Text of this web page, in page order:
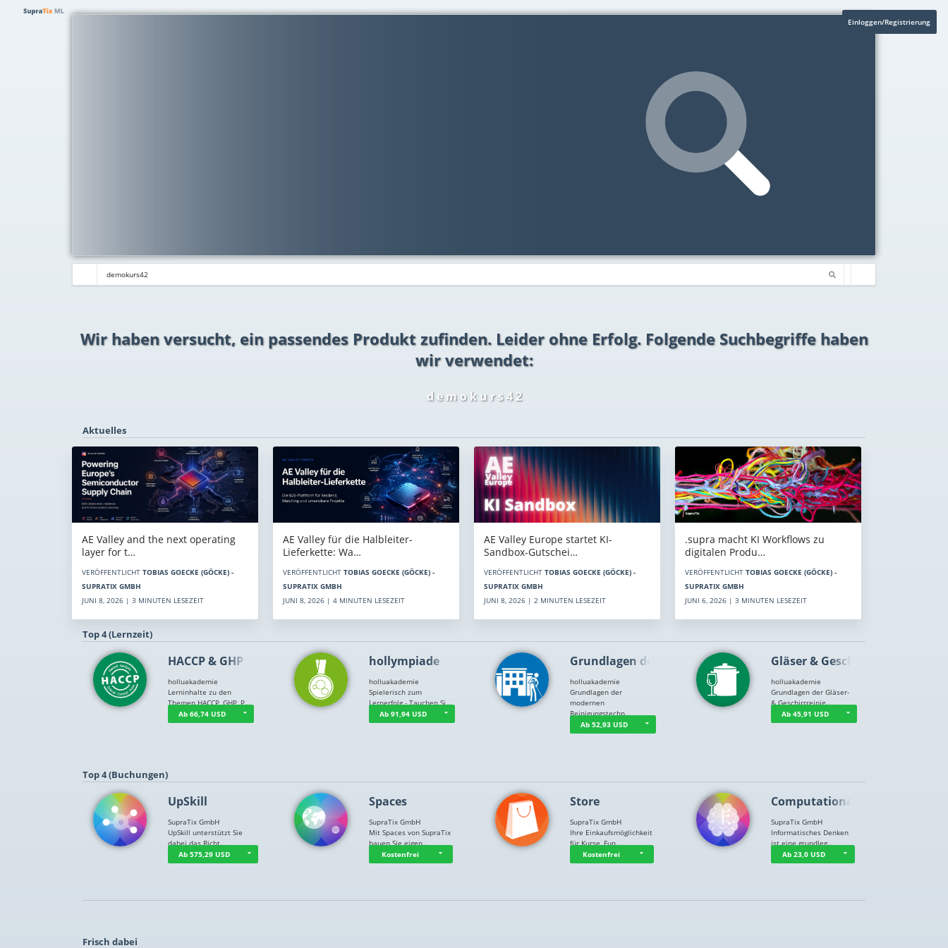
Einloggen/Registrierung
Wir haben versucht, ein passendes Produkt zufinden. Leider ohne Erfolg. Folgende Suchbegriffe haben
wir verwendet:
d e m o k u r s 4 2
Aktuelles
AE Valley and the next operating
layer for t…
VERÖFFENTLICHT TOBIAS GOECKE (GÖCKE) -
SUPRATIX GMBH
JUNI 8, 2026 | 3 MINUTEN LESEZEIT
AE Valley für die Halbleiter-
Lieferkette: Wa…
VERÖFFENTLICHT TOBIAS GOECKE (GÖCKE) -
SUPRATIX GMBH
JUNI 8, 2026 | 4 MINUTEN LESEZEIT
AE Valley Europe startet KI-
Sandbox-Gutschei…
VERÖFFENTLICHT TOBIAS GOECKE (GÖCKE) -
SUPRATIX GMBH
JUNI 8, 2026 | 2 MINUTEN LESEZEIT
.supra macht KI Workflows zu
digitalen Produ…
VERÖFFENTLICHT TOBIAS GOECKE (GÖCKE) -
SUPRATIX GMBH
JUNI 6, 2026 | 3 MINUTEN LESEZEIT
Top 4 (Lernzeit)
HACCP & GHP
holluakademie
Lerninhalte zu den
Themen HACCP, GHP, P…
Ab 66,74 USD
hollympiade
holluakademie
Spielerisch zum
Lernerfolg - Tauchen Si…
Ab 91,94 USD
Grundlagen der …
holluakademie
Grundlagen der
modernen
Reinigungstechn…
Ab 52,93 USD
Gläser & Geschi…
holluakademie
Grundlagen der Gläser-
& Geschirrreinig…
Ab 45,91 USD
Top 4 (Buchungen)
UpSkill
SupraTix GmbH
UpSkill unterstützt Sie
dabei das Richt…
Ab 575,29 USD
Spaces
SupraTix GmbH
Mit Spaces von SupraTix
bauen Sie eigen…
Kostenfrei
Store
SupraTix GmbH
Ihre Einkaufsmöglichkeit
für Kurse, Fun…
Kostenfrei
Computational T…
SupraTix GmbH
Informatisches Denken
ist eine grundleg…
Ab 23,0 USD
Frisch dabei